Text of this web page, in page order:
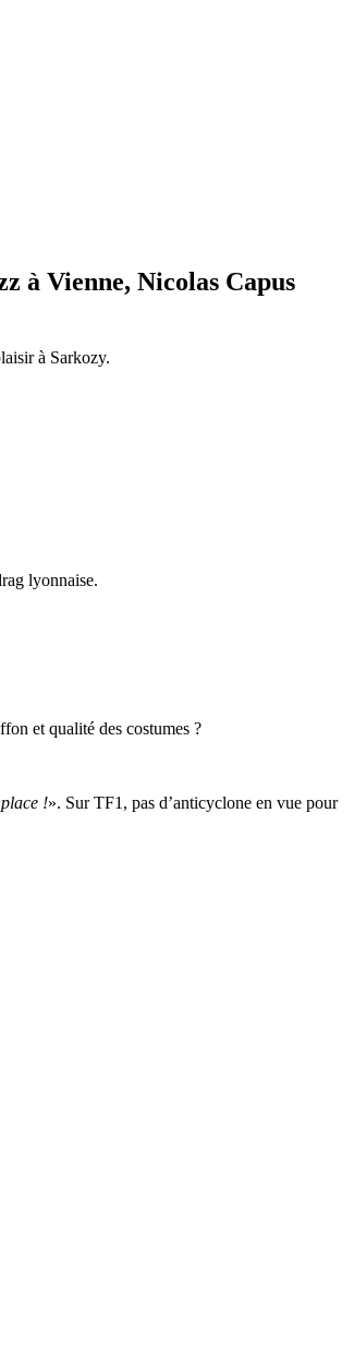
à Vienne, Nicolas Capus
à Sarkozy.
lyonnaise.
et qualité des costumes ?
!». Sur TF1, pas d’anticyclone en vue pour